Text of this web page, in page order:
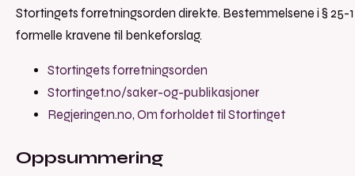
Stortingets forretningsorden direkte. Bestemmelsene i § 25-
formelle kravene til benkeforslag.
Stortingets forretningsorden
Stortinget.no/saker-og-publikasjoner
Regjeringen.no, Om forholdet til Stortinget
Oppsummering